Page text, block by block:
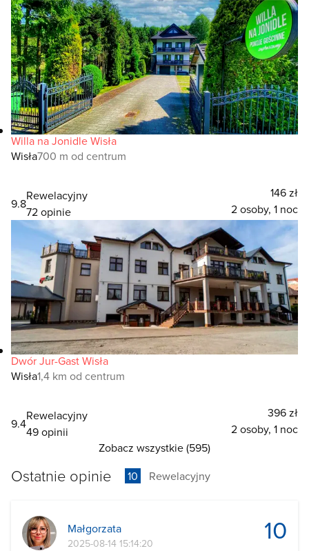
Willa na Jonidle Wisła
Wisła700 m od centrum
9.8
Rewelacyjny
72 opinie
146 zł
2 osoby, 1 noc
Dwór Jur-Gast Wisła
Wisła1,4 km od centrum
9.4
Rewelacyjny
49 opinii
396 zł
2 osoby, 1 noc
Zobacz wszystkie (595)
Ostatnie opinie 10 Rewelacyjny
10
Małgorzata
2025-08-14 15:14:20